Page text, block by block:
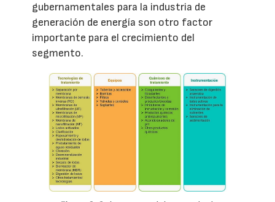
gubernamentales para la industria de
generación de energía son otro factor
importante para el crecimiento del
segmento.